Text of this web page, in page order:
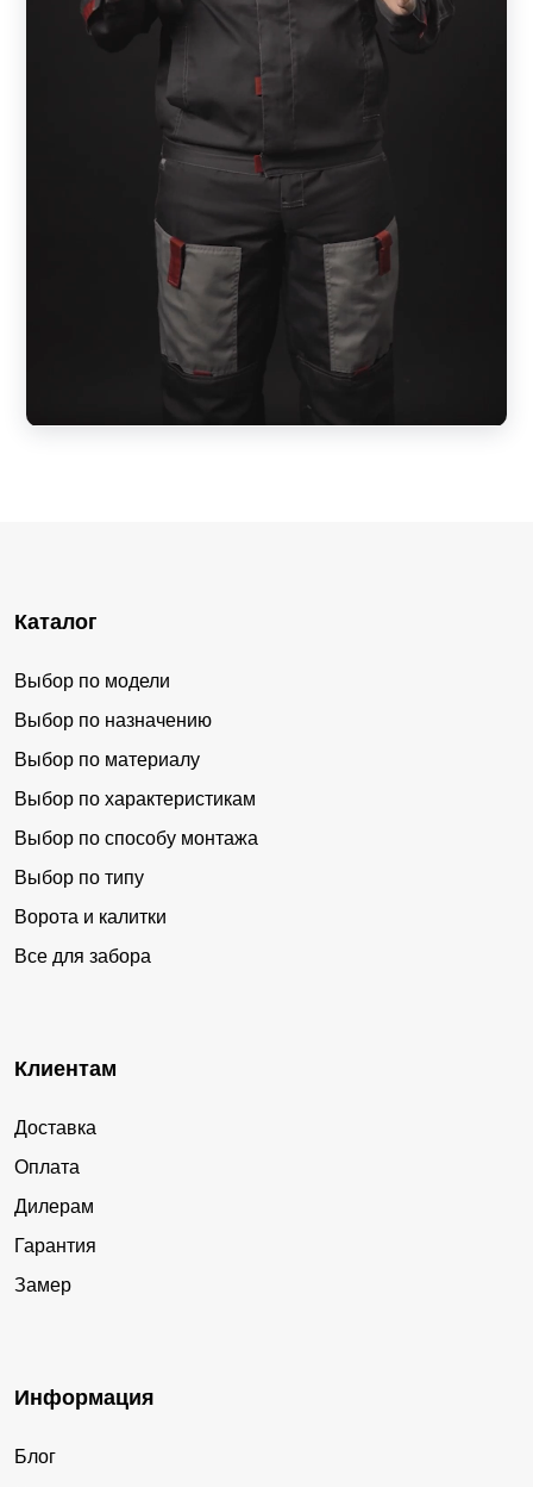
Каталог
Выбор по модели
Выбор по назначению
Выбор по материалу
Выбор по характеристикам
Выбор по способу монтажа
Выбор по типу
Ворота и калитки
Все для забора
Клиентам
Доставка
Оплата
Дилерам
Гарантия
Замер
Информация
Блог